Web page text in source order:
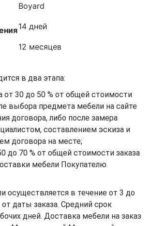
Boyard
14 дней
12 месяцев
в два этапа:
от 30 до 50 % от общей стоимости
выбора предмета мебели на сайте
договора, либо после замера
составлением эскиза и
договора на месте;
до 70 % от общей стоимости заказа
мебели Покупателю.
осуществляется в течение от 3 до
даты заказа. Средний срок
дней. Доставка мебели на заказ